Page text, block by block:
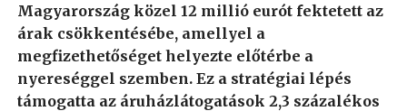
Magyarország közel 12 millió eurót fektetett az
árak csökkentésébe, amellyel a
megfizethetőséget helyezte előtérbe a
nyereséggel szemben. Ez a stratégiai lépés
támogatta az áruházlátogatások 2,3 százalékos